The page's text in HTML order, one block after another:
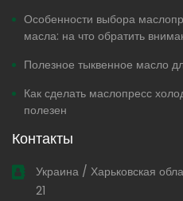
Особенности выбора
масла: на что обратить
Полезное тыквенное масло
Как сделать маслопресс
полезен
Контакты
Украина / Харьковская
21